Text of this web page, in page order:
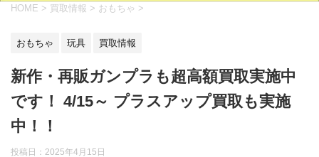
HOME > 買取情報 > おもちゃ >
おもちゃ 玩具 買取情報
新作・再販ガンプラも超高額買取実施中
です！ 4/15～ プラスアップ買取も実施
中！！
投稿日： 2025年4月15日